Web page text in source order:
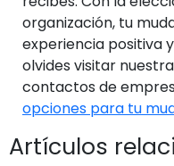
organización, tu
experiencia positiva
olvides visitar
contactos de
opciones para tu
Artículos